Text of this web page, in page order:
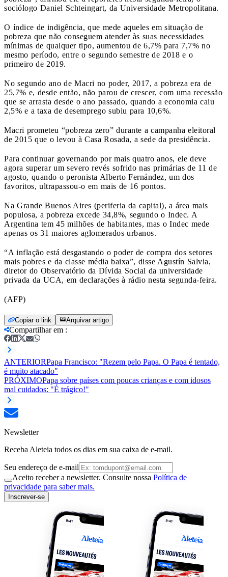
sociólogo Daniel Schteingart, da Universidade Metropolitana.
O índice de indigência, que mede aqueles em situação de
pobreza que não conseguem atender às suas necessidades
mínimas de qualquer tipo, aumentou de 6,7% para 7,7% no
mesmo período, entre o segundo semestre de 2018 e o
primeiro de 2019.
No segundo ano de Macri no poder, 2017, a pobreza era de
25,7% e, desde então, não parou de crescer, com uma recessão
que se arrasta desde o ano passado, quando a economia caiu
2,5% e a taxa de desemprego subiu para 10,6%.
Macri prometeu “pobreza zero” durante a campanha eleitoral
de 2015 que o levou à Casa Rosada, a sede da presidência.
Para continuar governando por mais quatro anos, ele deve
agora superar um severo revés sofrido nas primárias de 11 de
agosto, quando o peronista Alberto Fernández, um dos
favoritos, ultrapassou-o em mais de 16 pontos.
Na Grande Buenos Aires (periferia da capital), a área mais
populosa, a pobreza excede 34,8%, segundo o Indec. A
Argentina tem 45 milhões de habitantes, mas o Indec mede
apenas os 31 maiores aglomerados urbanos.
“A inflação está desgastando o poder de compra dos setores
mais pobres e da classe média baixa”, disse Agustín Salvia,
diretor do Observatório da Dívida Social da universidade
privada da UCA, em declarações à rádio nesta segunda-feira.
(AFP)
Copiar o link Arquivar artigo
Compartilhar em :
ANTERIORPapa Francisco: "Rezem pelo Papa. O Papa é tentado,
é muito atacado"
PRÓXIMOPapa sobre países com poucas crianças e com idosos
mal cuidados: "É trágico!"
Newsletter
Receba Aleteia todos os dias em sua caixa de e-mail.
Seu endereço de e-mail
Aceito receber a newsletter. Consulte nossa Política de
privacidade para saber mais.
Inscrever-se